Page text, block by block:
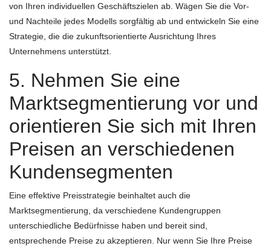
von Ihren individuellen Geschäftszielen ab. Wägen Sie die Vor-
und Nachteile jedes Modells sorgfältig ab und entwickeln Sie eine
Strategie, die die zukunftsorientierte Ausrichtung Ihres
Unternehmens unterstützt.
5. Nehmen Sie eine
Marktsegmentierung vor und
orientieren Sie sich mit Ihren
Preisen an verschiedenen
Kundensegmenten
Eine effektive Preisstrategie beinhaltet auch die
Marktsegmentierung, da verschiedene Kundengruppen
unterschiedliche Bedürfnisse haben und bereit sind,
entsprechende Preise zu akzeptieren. Nur wenn Sie Ihre Preise